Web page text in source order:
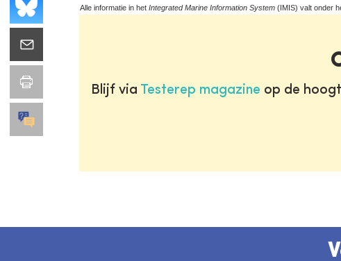
Alle informatie in het Integrated Marine Information System (IMIS) valt onder
Blijf via Testerep magazine op de